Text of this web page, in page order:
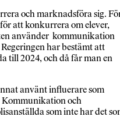
och marknadsföra sig.
att konkurrera om elever,
använder kommunikation
har bestämt att
till 2024, och då får man en
använt influerare som
Kommunikation och
som inte har det